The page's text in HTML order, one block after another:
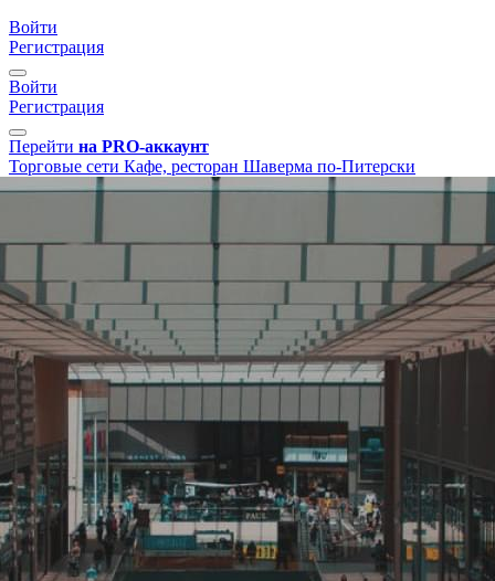
Войти
Регистрация
Войти
Регистрация
Перейти на PRO-аккаунт
Торговые сети Кафе, ресторан Шаверма по-Питерски